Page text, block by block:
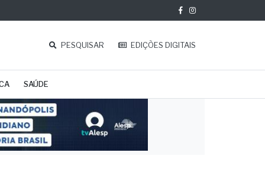
PESQUISAR EDIÇÕES DIGITAIS
SAÚDE